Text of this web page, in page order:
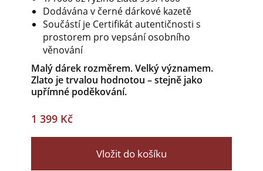
Dodávána v černé dárkové kazetě
Součástí je Certifikát autentičnosti s
prostorem pro vepsání osobního
věnování
Malý dárek rozměrem. Velký významem.
Zlato je trvalou hodnotou – stejně jako
upřímné poděkování.
1 399 Kč
Vložit do košíku